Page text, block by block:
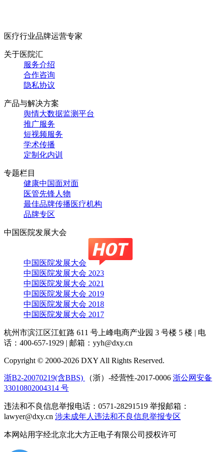
医疗行业品牌运营专家
关于医院汇
服务介绍
合作咨询
隐私协议
产品与解决方案
舆情大数据监测平台
推广服务
短视频服务
学术传播
定制化内训
专题栏目
健康中国面对面
医管先锋人物
最佳品牌传播医疗机构
品牌专区
中国医院发展大会
中国医院发展大会
中国医院发展大会 2023
中国医院发展大会 2021
中国医院发展大会 2019
中国医院发展大会 2018
中国医院发展大会 2017
杭州市滨江区江虹路 611 号上峰电商产业园 3 号楼 5 楼 | 电
话：400-657-1929 | 邮箱：yyh@dxy.cn
Copyright © 2000-2026 DXY All Rights Reserved.
浙B2-20070219(含BBS) （浙）-经营性-2017-0006 浙公网安备
33010802004314 号
违法和不良信息举报电话：0571-28291519 举报邮箱：
lawyer@dxy.cn 涉未成年人违法和不良信息举报专区
本网站用字经北京北大方正电子有限公司授权许可